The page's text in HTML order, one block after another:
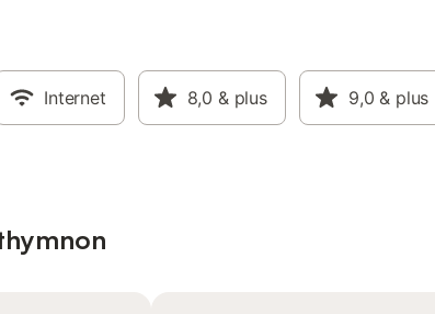
Internet 8,0 & plus 9,0 & plus